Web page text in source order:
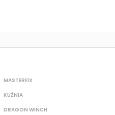
MASTERFIX
KUŹNIA
DRAGON WINCH